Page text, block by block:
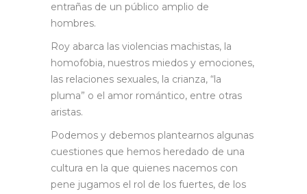
entrañas de un público amplio de
hombres.
Roy abarca las violencias machistas, la
homofobia, nuestros miedos y emociones,
las relaciones sexuales, la crianza, “la
pluma” o el amor romántico, entre otras
aristas.
Podemos y debemos plantearnos algunas
cuestiones que hemos heredado de una
cultura en la que quienes nacemos con
pene jugamos el rol de los fuertes, de los